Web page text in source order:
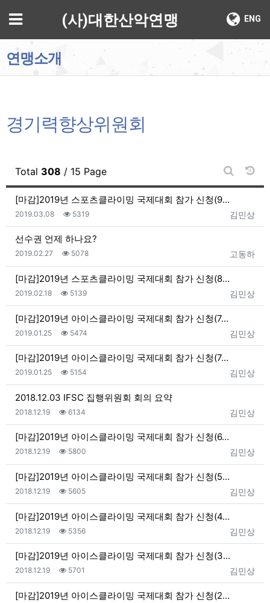
메뉴 ENG
(사)대한산악연맹
연맹소개
경기력향상위원회
Total 308 / 15 Page
게시판 검
날
[마감]2019년 스포츠클라이밍 국제대회 참가 신청(9…
등록자
김민상
등록일
2019.03.08 조회
5319
선수권 언제 하나요?
등록자
고동하
등록일
2019.02.27 조회
5078
[마감]2019년 스포츠클라이밍 국제대회 참가 신청(8…
등록자
김민상
등록일
2019.02.18 조회
5139
[마감]2019년 아이스클라이밍 국제대회 참가 신청(7…
등록자
김민상
등록일
2019.01.25 조회
5474
[마감]2019년 아이스클라이밍 국제대회 참가 신청(7…
등록자
김민상
등록일
2019.01.25 조회
5154
2018.12.03 IFSC 집행위원회 회의 요약
등록자
김민상
등록일
2018.12.19 조회
6134
[마감]2019년 아이스클라이밍 국제대회 참가 신청(6…
등록자
김민상
등록일
2018.12.19 조회
5800
[마감]2019년 아이스클라이밍 국제대회 참가 신청(5…
등록자
김민상
등록일
2018.12.19 조회
5605
[마감]2019년 아이스클라이밍 국제대회 참가 신청(4…
등록자
김민상
등록일
2018.12.19 조회
5356
[마감]2019년 아이스클라이밍 국제대회 참가 신청(3…
등록자
김민상
등록일
2018.12.19 조회
5701
[마감]2019년 아이스클라이밍 국제대회 참가 신청(2…